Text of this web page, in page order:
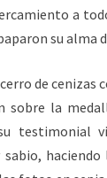
a
su alma
de cenizas
sobre la
testimonial